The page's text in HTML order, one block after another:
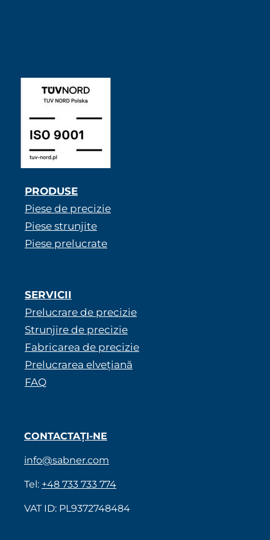
PRODUSE
Piese de precizie
Piese strunjite
Piese prelucrate
SERVICII
Prelucrare de precizie
Strunjire de precizie
Fabricarea de precizie
Prelucrarea elvețiană
FAQ
CONTACTAȚI-NE
info@sabner.com
Tel: +48 733 733 774
VAT ID: PL9372748484